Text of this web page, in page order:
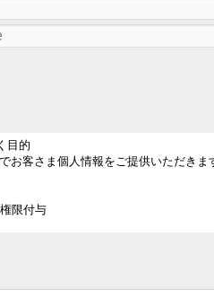
目的
お客さま個人情報をご提供いただき
限付与